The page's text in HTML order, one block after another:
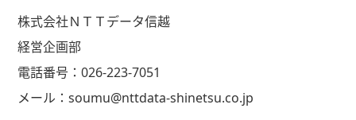
株式会社ＮＴＴデータ信越
経営企画部
電話番号：026-223-7051
メール：soumu@nttdata-shinetsu.co.jp